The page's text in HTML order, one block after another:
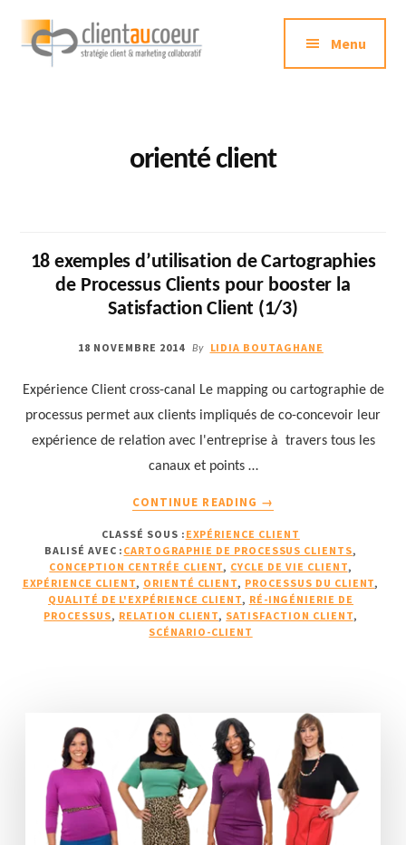
contenu
Additional
menu
Menu
orienté client
18 exemples d’utilisation de Cartographies
de Processus Clients pour booster la
Satisfaction Client (1/3)
18 NOVEMBRE 2014 By LIDIA BOUTAGHANE
Expérience Client cross-canal Le mapping ou cartographie de
processus permet aux clients impliqués de co-concevoir leur
expérience de relation avec l'entreprise à travers tous les
canaux et points …
CONTINUE READING
EXEMPLES
D’UTILISATION
DE
CARTOGRAPHIES
DE
SATISFACTION
CLIENT
(1/3)
→
CLASSÉ SOUS : EXPÉRIENCE CLIENT
BALISÉ AVEC : CARTOGRAPHIE DE PROCESSUS CLIENTS,
CONCEPTION CENTRÉE CLIENT, CYCLE DE VIE CLIENT,
EXPÉRIENCE CLIENT, ORIENTÉ CLIENT, PROCESSUS DU CLIENT,
QUALITÉ DE L'EXPÉRIENCE CLIENT, RÉ-INGÉNIERIE DE
PROCESSUS, RELATION CLIENT, SATISFACTION CLIENT,
SCÉNARIO-CLIENT